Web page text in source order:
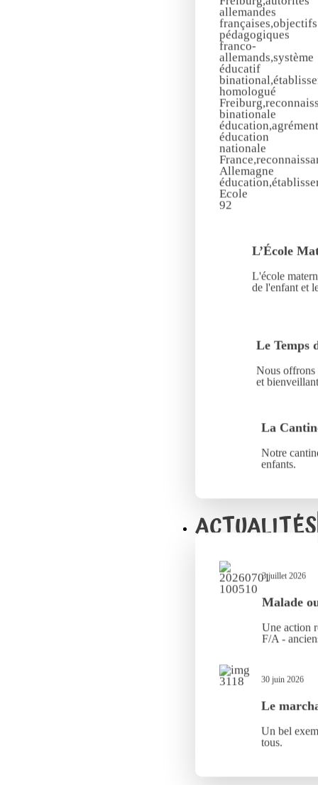
L’École
L'école
de l'enfant et
Le Temps
Nous offrons
et
La
Notre
enfants.
ACTUALITÉS
3 juillet 2026
Malade
Une action
F/A -
30 juin 2026
Le
Un bel
tous.